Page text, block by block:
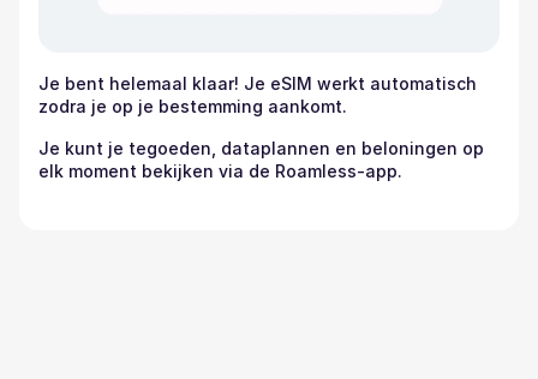
Je bent helemaal klaar! Je eSIM werkt automatisch
zodra je op je bestemming aankomt.
Je kunt je tegoeden, dataplannen en beloningen op
elk moment bekijken via de Roamless-app.